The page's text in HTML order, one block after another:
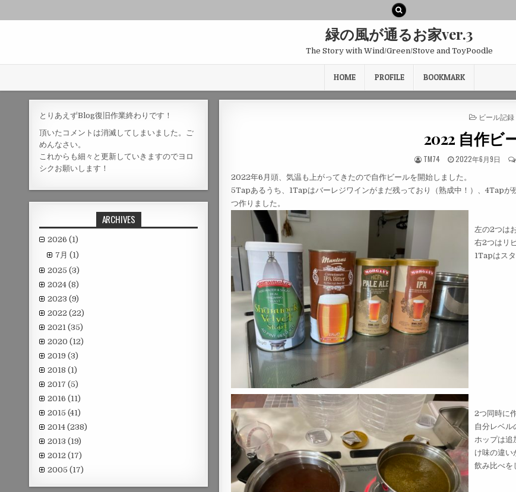
緑の風が通るお家ver.3
The Story with Wind/Green/Stove and ToyPoodle
HOME PROFILE BOOKMARK
POSTED
ビール記録
2022 自作ビ
TM74 2022年6月9日
2022年6月頭、気温も上がってきたので自作ビールを開始しました。
5Tapあるうち、1Tapはバーレジワインがまだ残っており（熟成中！）、4Tap
つ作りました。
左の2つは
右2つはリ
1Tapはス
2つ同時に
自分レベル
ホップは追
け味の違い
飲み比べを
とりあえずBlog復旧作業終わりです！
頂いたコメントは消滅してしまいました。ご
めんなさい。
これからも細々と更新していきますのでヨロ
シクお願いします！
ARCHIVES
2026(1)
7月(1)
2025(3)
2024(8)
2023(9)
2022(22)
2021(35)
2020(12)
2019(3)
2018(1)
2017(5)
2016(11)
2015(41)
2014(238)
2013(19)
2012(17)
2005(17)